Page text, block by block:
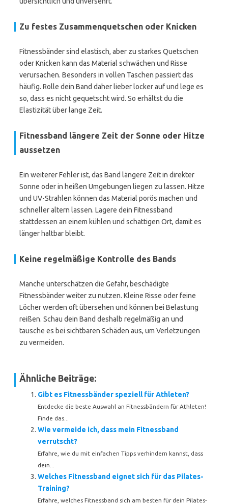
Zu festes Zusammenquetschen oder Knicken
Fitnessbänder sind elastisch, aber zu starkes Quetschen
oder Knicken kann das Material schwächen und Risse
verursachen. Besonders in vollen Taschen passiert das
häufig. Rolle dein Band daher lieber locker auf und lege es
so, dass es nicht gequetscht wird. So erhältst du die
Elastizität über lange Zeit.
Fitnessband längere Zeit der Sonne oder Hitze
aussetzen
Ein weiterer Fehler ist, das Band längere Zeit in direkter
Sonne oder in heißen Umgebungen liegen zu lassen. Hitze
und UV-Strahlen können das Material porös machen und
schneller altern lassen. Lagere dein Fitnessband
stattdessen an einem kühlen und schattigen Ort, damit es
länger haltbar bleibt.
Keine regelmäßige Kontrolle des Bands
Manche unterschätzen die Gefahr, beschädigte
Fitnessbänder weiter zu nutzen. Kleine Risse oder feine
Löcher werden oft übersehen und können bei Belastung
reißen. Schau dein Band deshalb regelmäßig an und
tausche es bei sichtbaren Schäden aus, um Verletzungen
zu vermeiden.
Ähnliche Beiträge:
Gibt es Fitnessbänder speziell für Athleten?
Entdecke die beste Auswahl an Fitnessbändern für Athleten!
Finde das...
Wie vermeide ich, dass mein Fitnessband
verrutscht?
Erfahre, wie du mit einfachen Tipps verhindern kannst, dass
dein...
Welches Fitnessband eignet sich für das Pilates-
Training?
Erfahre, welches Fitnessband sich am besten für dein Pilates-